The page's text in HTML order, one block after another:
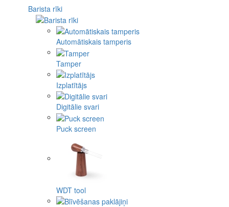
Barista rīki
Automātiskais tamperis
Tamper
Izplatītājs
Digitālie svari
Puck screen
WDT tool